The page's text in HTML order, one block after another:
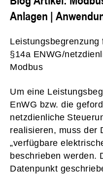
Anlagen |
§14a ENWG/
Modbus
Um eine
EnWG bzw. die
netzdienliche
realisieren, muss der
„verfügbare
beschrieben werden.
Datenpunkt